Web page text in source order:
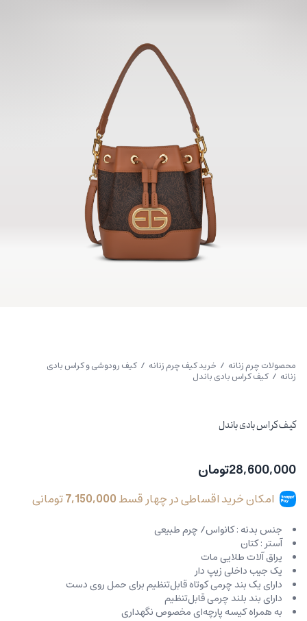
محصولات چرم زنانه / خرید کیف چرم زنانه / کیف رودوشی و کراس بادی
زنانه / کیف کراس بادی باندل
کیف کراس بادی باندل
28,600,000تومان
امکان خرید اقساطی در چهار قسط7,150,000تومانی
جنس بدنه : کانواس/ چرم طبیعی
آستر : کتان
یراق آلات طلایی مات
یک جیب داخلی زیپ دار
دارای یک بند چرمی کوتاه قابل‌تنظیم برای حمل روی دست
دارای بند بلند چرمی قابل‌تنظیم
به همراه کیسه پارچه‌ای مخصوص نگهداری